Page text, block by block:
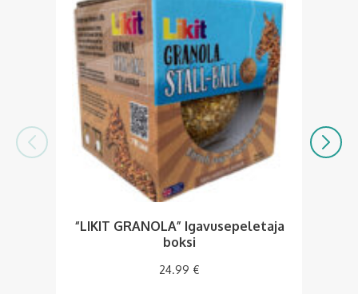
“LIKIT GRANOLA” Igavusepeletaja
boksi
24.99 €